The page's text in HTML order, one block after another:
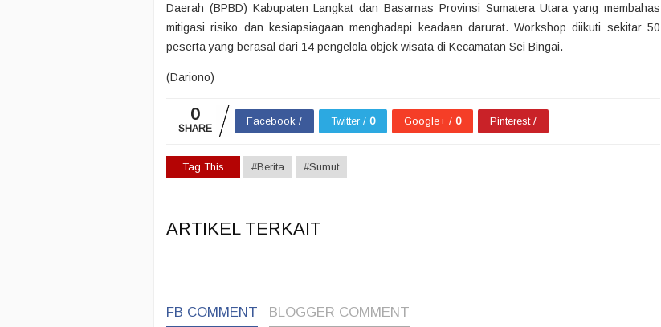
Daerah (BPBD) Kabupaten Langkat dan Basarnas Provinsi Sumatera Utara yang membahas
mitigasi risiko dan kesiapsiagaan menghadapi keadaan darurat. Workshop diikuti sekitar 50
peserta yang berasal dari 14 pengelola objek wisata di Kecamatan Sei Bingai.
(Dariono)
0
SHARE
Facebook / Twitter / 0 Google+ / 0 Pinterest /
Tag This #Berita #Sumut
ARTIKEL TERKAIT
FB COMMENT BLOGGER COMMENT